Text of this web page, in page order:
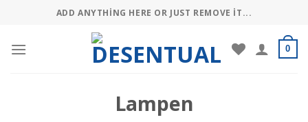
content
ADD ANYTHING HERE OR JUST REMOVE IT...
0
Lampen